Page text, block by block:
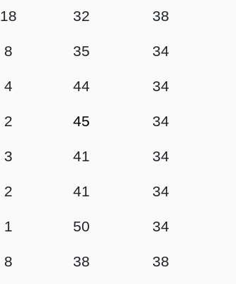
18 32 38
8 35 34
4 44 34
2 45 34
3 41 34
2 41 34
1 50 34
8 38 38